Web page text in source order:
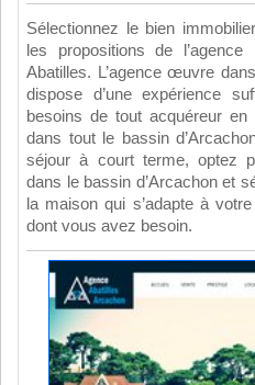
Sélectionnez le bien
les propositions de l’agence
Abatilles. L’agence œuvre
dispose d’une expérience
besoins de tout acquéreur
dans tout le bassin
séjour à court terme, optez
dans le bassin d’Arcachon et
la maison qui s’adapte à
dont vous avez besoin.